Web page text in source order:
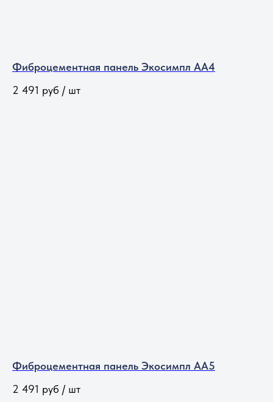
Фиброцементная панель Экосимпл АА4
2 491 руб / шт
Фиброцементная панель Экосимпл АА5
2 491 руб / шт